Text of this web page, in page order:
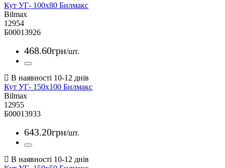
Кут УГ- 100х80 Билмакс
Bilmax
12954
Б00013926
468.60грн/шт.
Кут УГ- 150х100 Билмакс
Bilmax
12955
Б00013933
643.20грн/шт.